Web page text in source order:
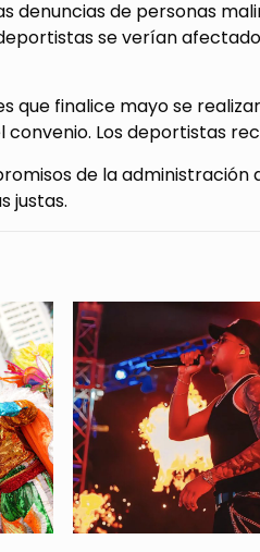
denuncias de personas
se verían
que finalice mayo se
Los deportistas
de la
justas.